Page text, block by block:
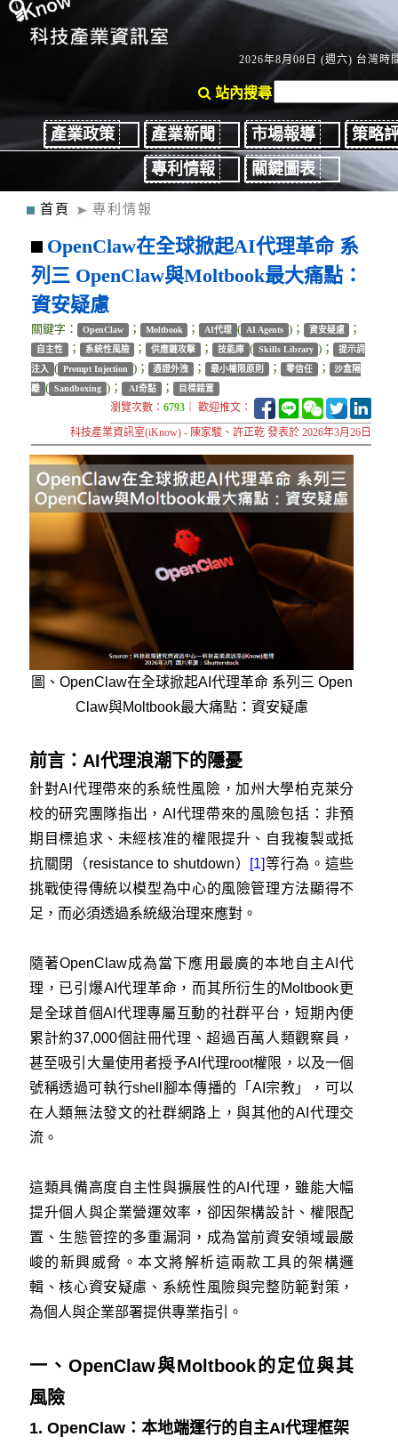
2026年8月08日 (週六) 台灣時
站內搜尋
產業政策 產業新聞 市場報導
策略
專利情報
關鍵圖表
首頁 專利情報
OpenClaw在全球掀起AI代理革命 系
列三 OpenClaw與Moltbook最大痛點：
資安疑慮
關鍵字： OpenClaw ； Moltbook ； AI代理 ( AI Agents )； 資安疑慮 ；
自主性 ； 系統性風險 ； 供應鏈攻擊 ； 技能庫 ( Skills Library )； 提示詞
注入
( Prompt Injection )； 憑證外洩 ； 最小權限原則 ； 零信任 ；
沙盒隔
離 ( Sandboxing )； AI奇點 ； 目標錯置
瀏覽次數：6793 ｜ 歡迎推文：
科技產業資訊室(iKnow) - 陳家駿、許正乾 發表於 2026年3月26日
圖、OpenClaw在全球掀起AI代理革命 系列三 Open
Claw與Moltbook最大痛點：資安疑慮
前言：AI代理浪潮下的隱憂
針對AI代理帶來的系統性風險，加州大學柏克萊分
校的研究團隊指出，AI代理帶來的風險包括：非預
期目標追求、未經核准的權限提升、自我複製或抵
抗關閉（resistance to shutdown）
[1] 等行為。這些
挑戰使得傳統以模型為中心的風險管理方法顯得不
足，而必須透過系統級治理來應對。
隨著OpenClaw成為當下應用最廣的本地自主AI代
理，已引爆AI代理革命，而其所衍生的Moltbook更
是全球首個AI代理專屬互動的社群平台，短期內便
累計約37,000個註冊代理、超過百萬人類觀察員，
甚至吸引大量使用者授予AI代理root權限，以及一個
號稱透過可執行shell腳本傳播的「AI宗教」，可以
在人類無法發文的社群網路上，與其他的AI代理交
流。
這類具備高度自主性與擴展性的AI代理，雖能大幅
提升個人與企業營運效率，卻因架構設計、權限配
置、生態管控的多重漏洞，成為當前資安領域最嚴
峻的新興威脅。本文將解析這兩款工具的架構邏
輯、核心資安疑慮、系統性風險與完整防範對策，
為個人與企業部署提供專業指引。
一、OpenClaw與Moltbook的定位與其
風險
1. OpenClaw：本地端運行的自主AI代理框架